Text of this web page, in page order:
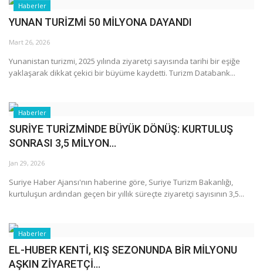
Röportajlar
Gezi - Yorum
Sizlerden Gelenler
Yorumlar
Video Tanıtım
Köşe Yazarları
Galeri
Haberler
YUNAN TURİZMİ 50 MİLYONA DAYANDI
Mart 26, 2026
Yunanistan turizmi, 2025 yılında ziyaretçi sayısında tarihi bir eşiğe
yaklaşarak dikkat çekici bir büyüme kaydetti. Turizm Databank...
Haberler
SURİYE TURİZMİNDE BÜYÜK DÖNÜŞ: KURTULUŞ
SONRASI 3,5 MİLYON...
Jan 29, 2026
Suriye Haber Ajansı'nın haberine göre, Suriye Turizm Bakanlığı,
kurtuluşun ardından geçen bir yıllık süreçte ziyaretçi sayısının 3,5...
Haberler
EL-HUBER KENTİ, KIŞ SEZONUNDA BİR MİLYONU
AŞKIN ZİYARETÇİ...